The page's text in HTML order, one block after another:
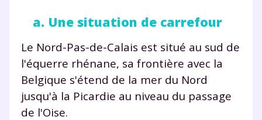
a. Une situation de carrefour
Le Nord-Pas-de-Calais est situé au sud de
l'équerre rhénane, sa frontière avec la
Belgique s'étend de la mer du Nord
jusqu'à la Picardie au niveau du passage
de l'Oise.